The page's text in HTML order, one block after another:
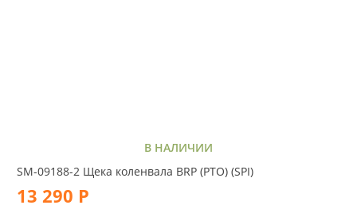
В НАЛИЧИИ
SM-09188-2 Щека коленвала BRP (PTO) (SPI)
13 290 Р